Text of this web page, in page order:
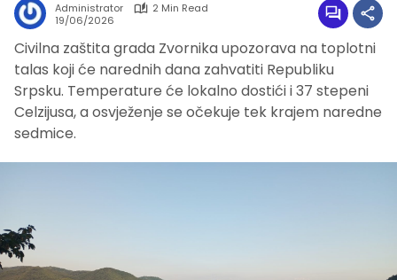
Administrator
2 Min Read
19/06/2026
Civilna zaštita grada Zvornika upozorava na toplotni
talas koji će narednih dana zahvatiti Republiku
Srpsku. Temperature će lokalno dostići i 37 stepeni
Celzijusa, a osvježenje se očekuje tek krajem naredne
sedmice.